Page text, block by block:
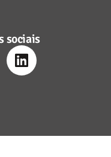
sociais